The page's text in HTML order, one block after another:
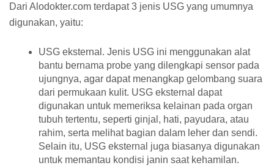
Dari Alodokter.com terdapat 3 jenis USG yang umumnya
digunakan, yaitu:
USG eksternal. Jenis USG ini menggunakan alat
bantu bernama probe yang dilengkapi sensor pada
ujungnya, agar dapat menangkap gelombang suara
dari permukaan kulit. USG eksternal dapat
digunakan untuk memeriksa kelainan pada organ
tubuh tertentu, seperti ginjal, hati, payudara, atau
rahim, serta melihat bagian dalam leher dan sendi.
Selain itu, USG eksternal juga biasanya digunakan
untuk memantau kondisi janin saat kehamilan.